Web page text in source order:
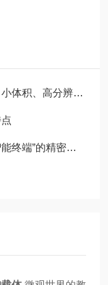
与桌面化的如何兼得？
端”的精密架构